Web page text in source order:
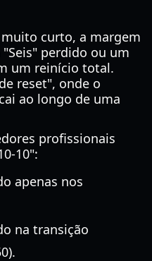
muito curto, a margem
perdido ou um
um reinício total.
reset", onde o
ao longo de uma
profissionais
10":
apenas nos
na transição